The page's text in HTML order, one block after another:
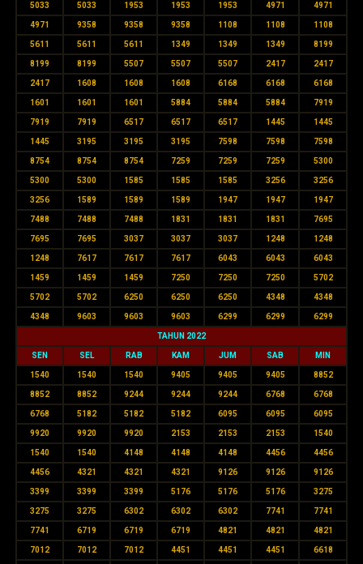
5033 5033 1953 1953 1953 4971 4971
4971 9358 9358 9358 1108 1108 1108
5611 5611 5611 1349 1349 1349 8199
8199 8199 5507 5507 5507 2417 2417
2417 1608 1608 1608 6168 6168 6168
1601 1601 1601 5884 5884 5884 7919
7919 7919 6517 6517 6517 1445 1445
1445 3195 3195 3195 7598 7598 7598
8754 8754 8754 7259 7259 7259 5300
5300 5300 1585 1585 1585 3256 3256
3256 1589 1589 1589 1947 1947 1947
7488 7488 7488 1831 1831 1831 7695
7695 7695 3037 3037 3037 1248 1248
1248 7617 7617 7617 6043 6043 6043
1459 1459 1459 7250 7250 7250 5702
5702 5702 6250 6250 6250 4348 4348
4348 9603 9603 9603 6299 6299 6299
TAHUN 2022
SEN SEL RAB KAM JUM SAB MIN
1540 1540 1540 9405 9405 9405 8852
8852 8852 9244 9244 9244 6768 6768
6768 5182 5182 5182 6095 6095 6095
9920 9920 9920 2153 2153 2153 1540
1540 1540 4148 4148 4148 4456 4456
4456 4321 4321 4321 9126 9126 9126
3399 3399 3399 5176 5176 5176 3275
3275 3275 6302 6302 6302 7741 7741
7741 6719 6719 6719 4821 4821 4821
7012 7012 7012 4451 4451 4451 6618